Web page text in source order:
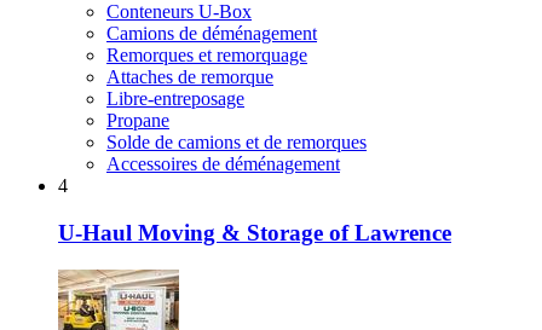
Conteneurs U-Box
Camions de déménagement
Remorques et remorquage
Attaches de remorque
Libre-entreposage
Propane
Solde de camions et de remorques
Accessoires de déménagement
4
U-Haul Moving & Storage of Lawrence